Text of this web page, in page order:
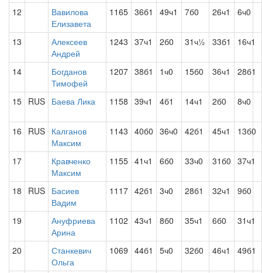
12
Вавилова
Елизавета
1165 36б1 49ч1 7б0 26ч1 6ч0
13
Алексеев
Андрей
1243 37ч1 2б0 31ч½ 33б1 16ч1
14
Богданов
Тимофей
1207 38б1 1ч0 15б0 36ч1 28б1
15 RUS Баева Лика 1158 39ч1 4б1 14ч1 2б0 8ч0
16 RUS Калганов
Максим
1143 40б0 36ч0 42б1 45ч1 13б0
17
Кравченко
Максим
1155 41ч1 6б0 33ч0 31б0 37ч1
18 RUS Басиев
Вадим
1117 42б1 3ч0 28б1 32ч1 9б0
19
Ануфриева
Арина
1102 43ч1 8б0 35ч1 6б0 31ч1
20
Станкевич
Ольга
1069 44б1 5ч0 32б0 46ч1 49б1